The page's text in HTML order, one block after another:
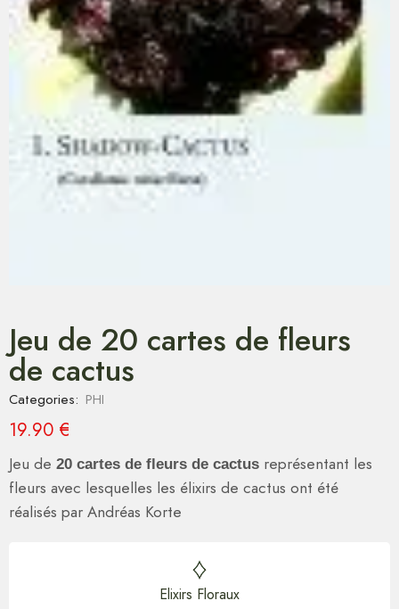
Jeu de 20 cartes de fleurs
de cactus
Categories: PHI
19.90 €
Jeu de 20 cartes de fleurs de cactus représentant les
fleurs avec lesquelles les élixirs de cactus ont été
réalisés par Andréas Korte
Elixirs Floraux